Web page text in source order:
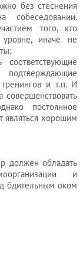
без стеснения
собеседовании.
того, кто
иначе не
и т.п. И
совершенствовать
постоянное
являться хорошим
должен обладать
и
бдительным оком